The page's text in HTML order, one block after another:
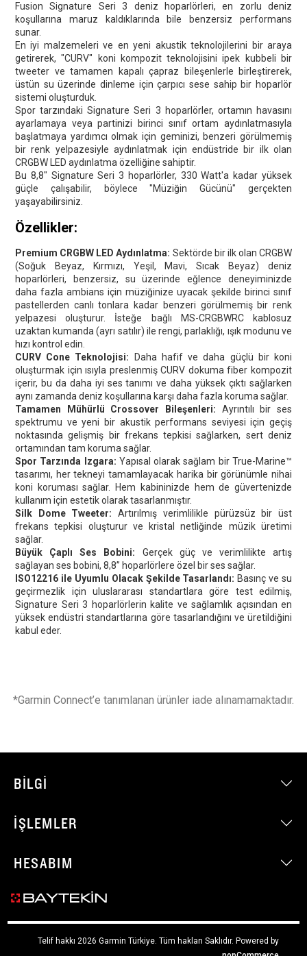
Fusion Signature Seri 3 deniz hoparlörleri, en zorlu deniz
koşullarına maruz kaldıklarında bile benzersiz performans
sunar.
En iyi malzemeleri ve en yeni akustik teknolojilerini bir araya
getirerek, "CURV" koni kompozit teknolojisini ipek kubbeli bir
tweeter ve tamamen kapalı çapraz bileşenlerle birleştirerek,
üstün su üzerinde dinleme için çarpıcı sese sahip bir hoparlör
sistemi oluşturduk.
Spor tarzındaki Signature Seri 3 hoparlörler, ortamın havasını
ayarlamaya veya partinizi birinci sınıf ortam aydınlatmasıyla
başlatmaya yardımcı olmak için geminizi, benzeri görülmemiş
bir renk yelpazesiyle aydınlatmak için endüstride bir ilk olan
CRGBW LED aydınlatma özelliğine sahiptir.
Bu 8,8" Signature Seri 3 hoparlörler, 330 Watt'a kadar yüksek
güçle çalışabilir, böylece "Müziğin Gücünü" gerçekten
yaşayabilirsiniz.
Özellikler:
Premium CRGBW LED Aydınlatma: Sektörde bir ilk olan CRGBW
(Soğuk Beyaz, Kırmızı, Yeşil, Mavi, Sıcak Beyaz) deniz
hoparlörleri, benzersiz, su üzerinde eğlence deneyiminizde
daha fazla ambians için müziğinize uyacak şekilde birinci sınıf
pastellerden canlı tonlara kadar benzeri görülmemiş bir renk
yelpazesi oluşturur. İsteğe bağlı MS-CRGBWRC kablosuz
uzaktan kumanda (ayrı satılır) ile rengi, parlaklığı, ışık modunu ve
hızı kontrol edin.
CURV Cone Teknolojisi: Daha hafif ve daha güçlü bir koni
oluşturmak için ısıyla preslenmiş CURV dokuma fiber kompozit
içerir, bu da daha iyi ses tanımı ve daha yüksek çıktı sağlarken
aynı zamanda deniz koşullarına karşı daha fazla koruma sağlar.
Tamamen Mühürlü Crossover Bileşenleri: Ayrıntılı bir ses
spektrumu ve yeni bir akustik performans seviyesi için geçiş
noktasında gelişmiş bir frekans tepkisi sağlarken, sert deniz
ortamından tam koruma sağlar.
Spor Tarzında Izgara: Yapısal olarak sağlam bir True-Marine™
tasarımı, her tekneyi tamamlayacak harika bir görünümle nihai
koni koruması sağlar. Hem kabininizde hem de güvertenizde
kullanım için estetik olarak tasarlanmıştır.
Silk Dome Tweeter: Artırılmış verimlilikle pürüzsüz bir üst
frekans tepkisi oluşturur ve kristal netliğinde müzik üretimi
sağlar.
Büyük Çaplı Ses Bobini: Gerçek güç ve verimlilikte artış
sağlayan ses bobini, 8,8” hoparlörlere özel bir ses sağlar.
ISO12216 ile Uyumlu Olacak Şekilde Tasarlandı: Basınç ve su
geçirmezlik için uluslararası standartlara göre test edilmiş,
Signature Seri 3 hoparlörlerin kalite ve sağlamlık açısından en
yüksek endüstri standartlarına göre tasarlandığını ve üretildiğini
kabul eder.
*Garmin Connect’e tanımlanan ürünler iade alınamamaktadır.
BILGI
İŞLEMLER
HESABIM
Telif hakkı 2026 Garmin Türkiye. Tüm hakları Saklıdır. Powered by